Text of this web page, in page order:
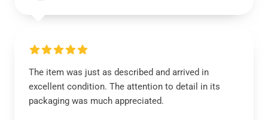
The item was just as described and arrived in
excellent condition. The attention to detail in its
packaging was much appreciated.